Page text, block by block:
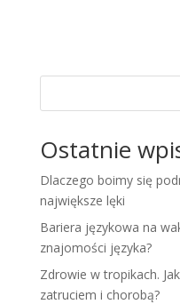
Ostatnie
Dlaczego boimy się
największe lęki
Bariera językowa na
znajomości języka?
Zdrowie w tropikach.
zatruciem i chorobą?